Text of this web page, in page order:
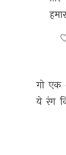
गो एक
ये रंग